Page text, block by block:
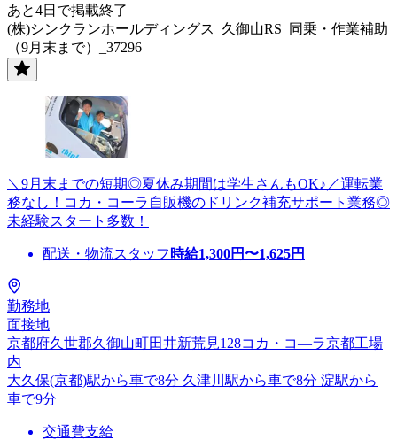
あと4日で掲載終了
(株)シンクランホールディングス_久御山RS_同乗・作業補助
（9月末まで）_37296
＼9月末までの短期◎夏休み期間は学生さんもOK♪／運転業
務なし！コカ・コーラ自販機のドリンク補充サポート業務◎
未経験スタート多数！
配送・物流スタッフ 時給1,300円〜1,625円
勤務地
面接地
京都府久世郡久御山町田井新荒見128コカ・コ―ラ京都工場
内
大久保(京都)駅から車で8分 久津川駅から車で8分 淀駅から
車で9分
交通費支給